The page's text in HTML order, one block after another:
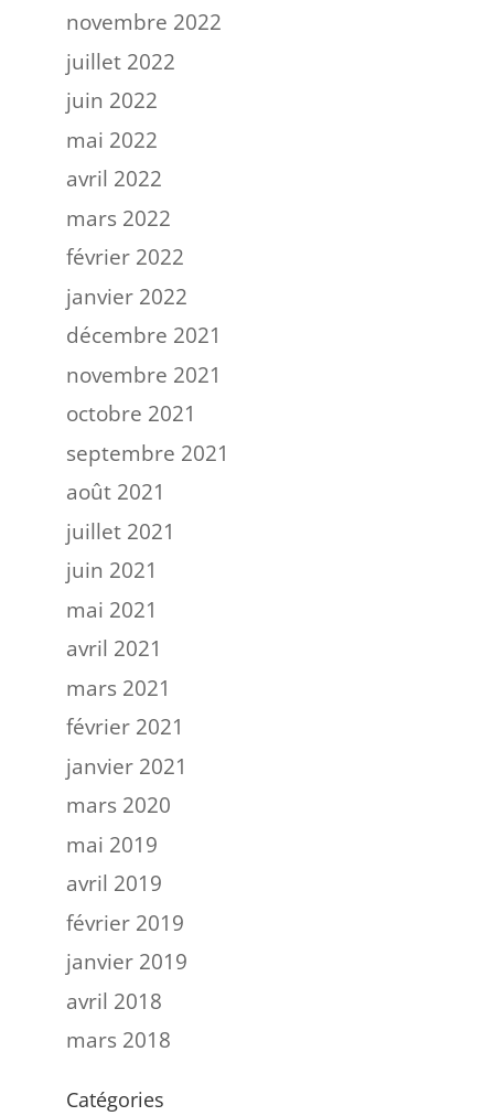
novembre 2022
juillet 2022
juin 2022
mai 2022
avril 2022
mars 2022
février 2022
janvier 2022
décembre 2021
novembre 2021
octobre 2021
septembre 2021
août 2021
juillet 2021
juin 2021
mai 2021
avril 2021
mars 2021
février 2021
janvier 2021
mars 2020
mai 2019
avril 2019
février 2019
janvier 2019
avril 2018
mars 2018
Catégories